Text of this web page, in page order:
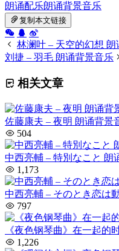
朗诵配乐朗诵背景音乐
复制本文链接
林澜叶 – 天空的幻想
刘捷 – 羽毛 朗诵背景音乐
相关文章
佐藤康夫 – 夜明 朗诵背景
504
中西亮輔 – 特別なこと 朗
1,173
中西亮輔 – そのとき恋は
797
《夜色钢琴曲》在一起的
1,226